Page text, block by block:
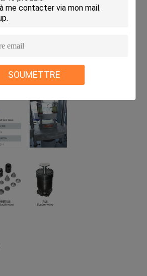
SOUMETTRE
gazeux liquide de frein de frottement de
aucune fonction secondaire d'impact
impression de rapport, rappel de service de